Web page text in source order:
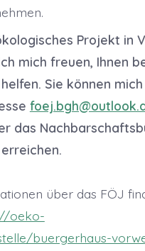
Projekt in
mich freuen, Ihnen
Sie können
das
über das FÖJ
oeko-
buergerhaus-